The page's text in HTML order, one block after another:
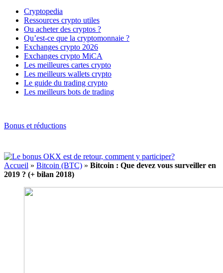
Cryptopedia
Ressources crypto utiles
Ou acheter des cryptos ?
Qu’est-ce que la cryptomonnaie ?
Exchanges crypto 2026
Exchanges crypto MiCA
Les meilleures cartes crypto
Les meilleurs wallets crypto
Le guide du trading crypto
Les meilleurs bots de trading
Bonus et réductions
Accueil » Bitcoin (BTC) » Bitcoin : Que devez vous surveiller en
2019 ? (+ bilan 2018)